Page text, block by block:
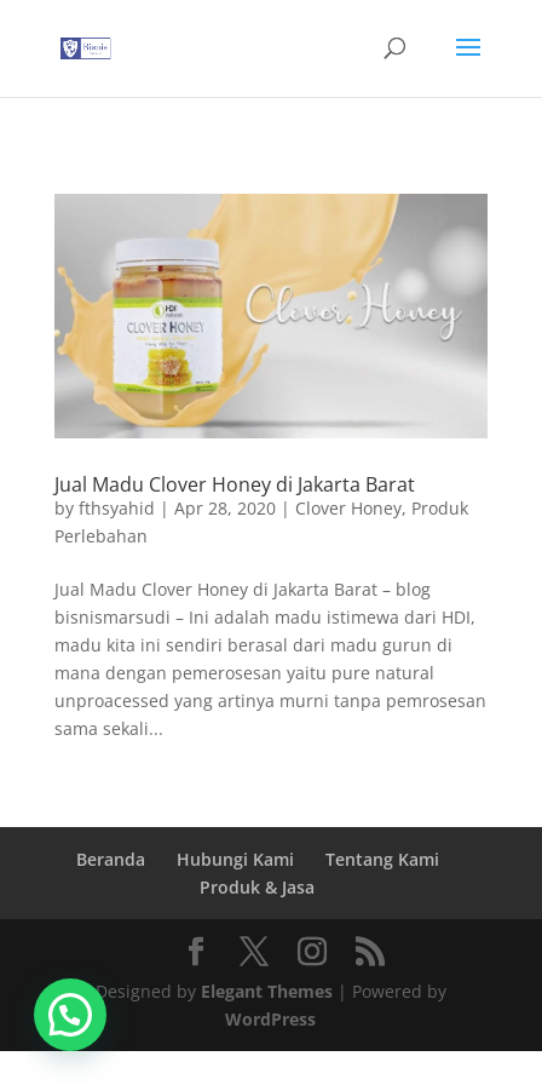
Jual Madu Clover Honey di Jakarta Barat
by fthsyahid | Apr 28, 2020| Clover Honey, Produk
Perlebahan
Jual Madu Clover Honey di Jakarta Barat – blog
bisnismarsudi – Ini adalah madu istimewa dari HDI,
madu kita ini sendiri berasal dari madu gurun di
mana dengan pemerosesan yaitu pure natural
unproacessed yang artinya murni tanpa pemrosesan
sama sekali...
Beranda Hubungi Kami
Tentang Kami
Produk & Jasa
Designed by Elegant Themes| Powered by
WordPress